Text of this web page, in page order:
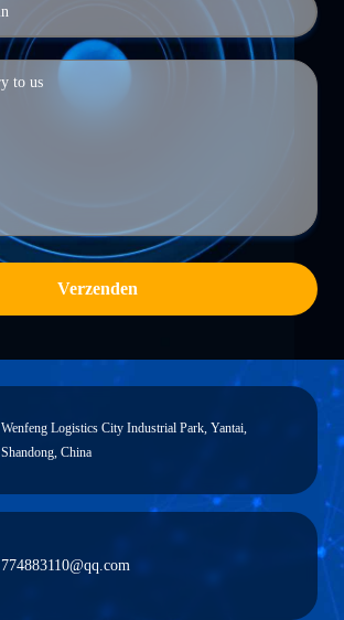
Verzenden
Wenfeng Logistics City Industrial Park, Yantai,
Shandong, China
774883110@qq.com